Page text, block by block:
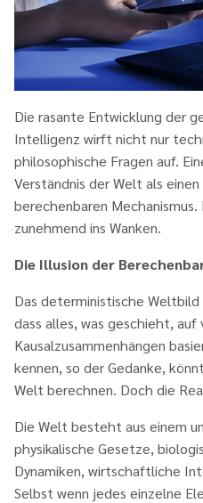
Die rasante Entwicklung der
Intelligenz wirft nicht nur
philosophische Fragen auf.
Verständnis der Welt als
berechenbaren
zunehmend ins Wanken.
Die Illusion der
Das deterministische
dass alles, was geschieht, auf
Kausalzusammenhängen
kennen, so der Gedanke,
Welt berechnen. Doch die
Die Welt besteht aus einem
physikalische Gesetze,
Dynamiken, wirtschaftliche
Selbst wenn jedes einzelne